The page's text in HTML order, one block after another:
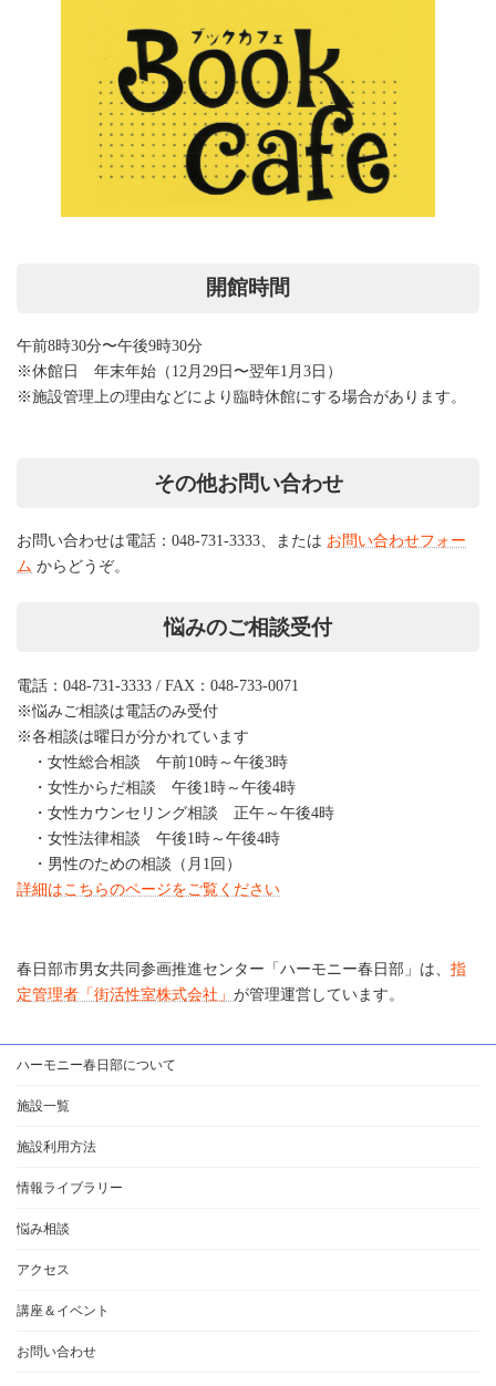
開館時間
午前8時30分〜午後9時30分
※休館日 年末年始（12月29日〜翌年1月3日）
※施設管理上の理由などにより臨時休館にする場合があります。
その他お問い合わせ
お問い合わせは電話：048-731-3333、または お問い合わせフォー
ム からどうぞ。
悩みのご相談受付
電話：048-731-3333 / FAX：048-733-0071
※悩みご相談は電話のみ受付
※各相談は曜日が分かれています
・女性総合相談 午前10時～午後3時
・女性からだ相談 午後1時～午後4時
・女性カウンセリング相談 正午～午後4時
・女性法律相談 午後1時～午後4時
・男性のための相談（月1回）
詳細はこちらのページをご覧ください
春日部市男女共同参画推進センター「ハーモニー春日部」は、 指
定管理者「街活性室株式会社」 が管理運営しています。
ハーモニー春日部について
施設一覧
施設利用方法
情報ライブラリー
悩み相談
アクセス
講座＆イベント
お問い合わせ